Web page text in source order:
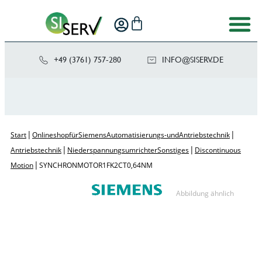
+49 (3761) 757-280 ED.VRE
SIS@OF
NI
Start | Onlineshop für Siemens Automatisierungs- und Antriebstechnik |
Antriebstechnik | Niederspannungsumrichter Sonstiges | Discontinuous
Motion | SYNCHRONMOTOR 1FK2 CT 0,64 NM
Abbildung ähnlich